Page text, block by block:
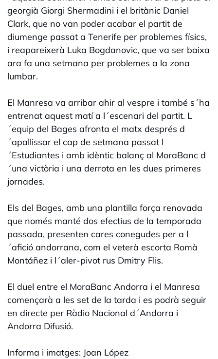
georgià Giorgi Shermadini i el britànic Daniel
Clark, que no van poder acabar el partit de
diumenge passat a Tenerife per problemes físics,
i reapareixerà Luka Bogdanovic, que va ser baixa
ara fa una setmana per problemes a la zona
lumbar.
El Manresa va arribar ahir al vespre i també s´ha
entrenat aquest matí a l´escenari del partit. L
´equip del Bages afronta el matx després d
´apallissar el cap de setmana passat l
´Estudiantes i amb idèntic balanç al MoraBanc d
´una victòria i una derrota en les dues primeres
jornades.
Els del Bages, amb una plantilla força renovada
que només manté dos efectius de la temporada
passada, presenten cares conegudes per a l
´afició andorrana, com el veterà escorta Romà
Montáñez i l´aler-pivot rus Dmitry Flis.
El duel entre el MoraBanc Andorra i el Manresa
començarà a les set de la tarda i es podrà seguir
en directe per Ràdio Nacional d´Andorra i
Andorra Difusió.
Informa i imatges: Joan López